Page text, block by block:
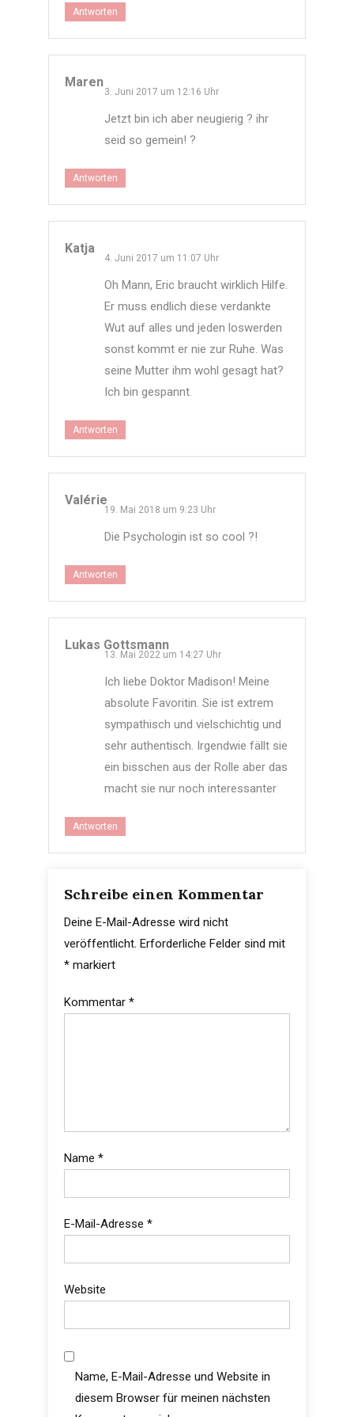
Antworten
Maren
3. Juni 2017 um 12:16 Uhr
Jetzt bin ich aber neugierig ? ihr
seid so gemein! ?
Antworten
Katja
4. Juni 2017 um 11:07 Uhr
Oh Mann, Eric braucht wirklich Hilfe.
Er muss endlich diese verdankte
Wut auf alles und jeden loswerden
sonst kommt er nie zur Ruhe. Was
seine Mutter ihm wohl gesagt hat?
Ich bin gespannt.
Antworten
Valérie
19. Mai 2018 um 9:23 Uhr
Die Psychologin ist so cool ?!
Antworten
Lukas Gottsmann
13. Mai 2022 um 14:27 Uhr
Ich liebe Doktor Madison! Meine
absolute Favoritin. Sie ist extrem
sympathisch und vielschichtig und
sehr authentisch. Irgendwie fällt sie
ein bisschen aus der Rolle aber das
macht sie nur noch interessanter
Antworten
Schreibe einen Kommentar
Deine E-Mail-Adresse wird nicht
veröffentlicht. Erforderliche Felder sind mit
*markiert
Kommentar *
Name *
E-Mail-Adresse *
Website
Name, E-Mail-Adresse und Website in
diesem Browser für meinen nächsten